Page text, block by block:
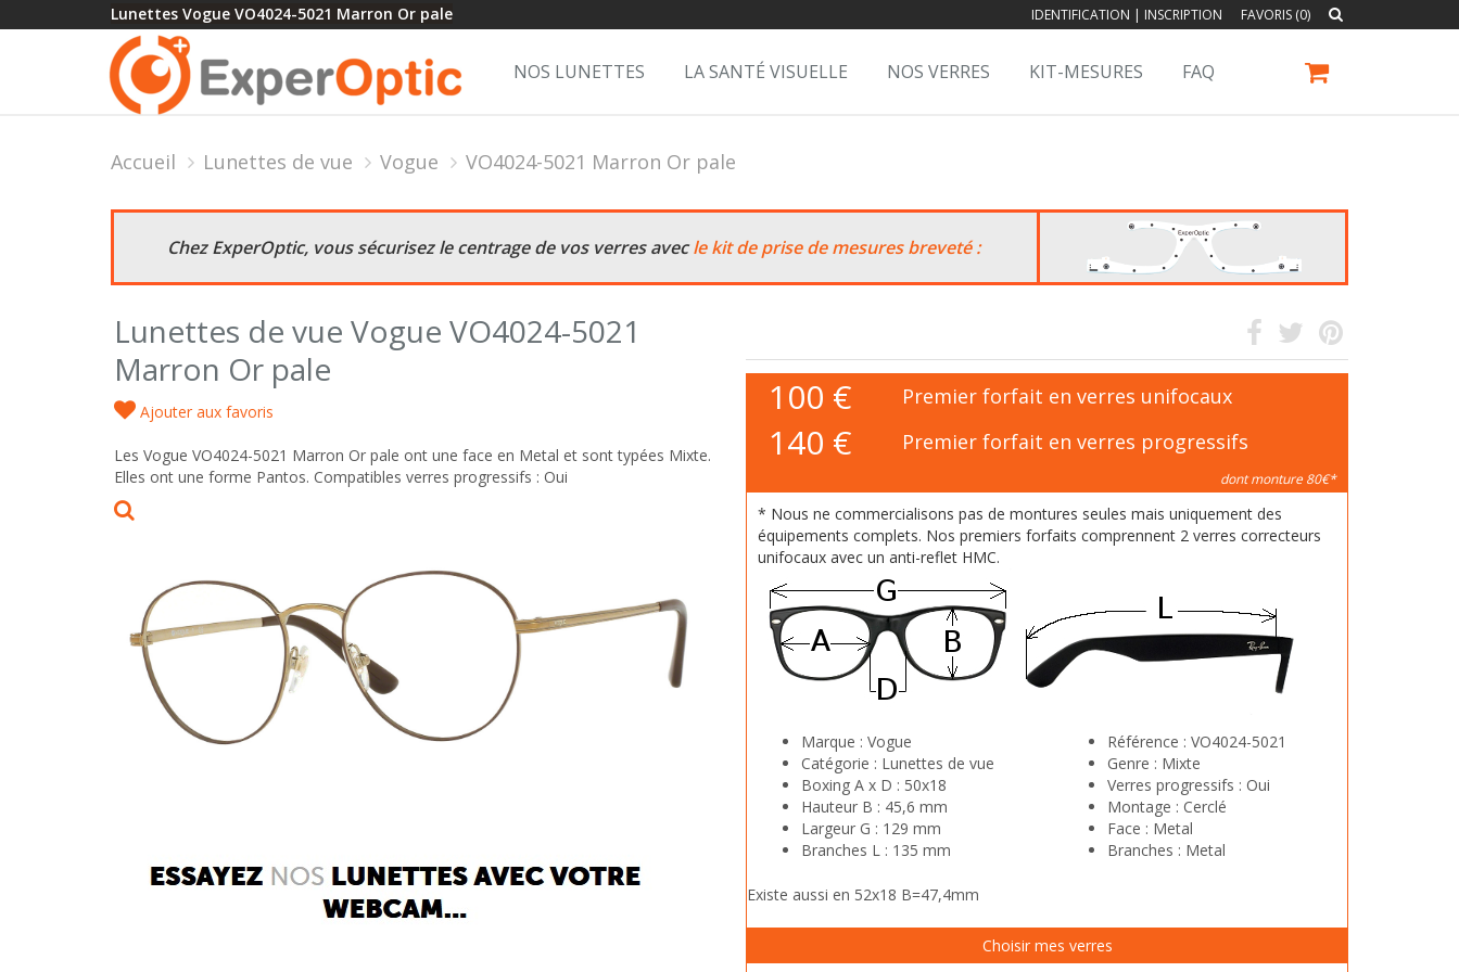
Lunettes Vogue VO4024-5021 Marron Or pale IDENTIFICATION | INSCRIPTION FAVORIS (0)
NOS LUNETTES LA SANTÉ VISUELLE NOS VERRES KIT-MESURES FAQ
Accueil Lunettes de vue Vogue VO4024-5021 Marron Or pale
Chez ExperOptic, vous sécurisez le centrage de vos verres avecle kit de prise de mesures breveté :
Lunettes de vue Vogue VO4024-5021
Marron Or pale
Ajouter aux favoris
Les Vogue VO4024-5021 Marron Or pale ont une face en Metal et sont typées Mixte.
Elles ont une forme Pantos. Compatibles verres progressifs : Oui
100 € Premier forfait en verres unifocaux
140 € Premier forfait en verres progressifs
dont monture 80€*
* Nous ne commercialisons pas de montures seules mais uniquement des
équipements complets. Nos premiers forfaits comprennent 2 verres correcteurs
unifocaux avec un anti-reflet HMC.
Marque : Vogue
Catégorie : Lunettes de vue
Boxing A x D : 50x18
Hauteur B : 45,6 mm
Largeur G : 129 mm
Branches L : 135 mm
Référence : VO4024-5021
Genre : Mixte
Verres progressifs : Oui
Montage : Cerclé
Face : Metal
Branches : Metal
Existe aussi en 52x18 B=47,4mm